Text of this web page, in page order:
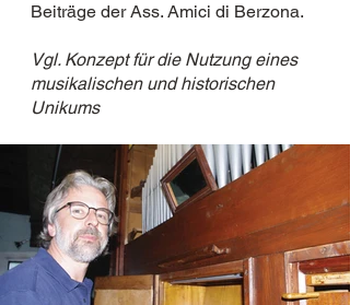
Beiträge der Ass. Amici di Berzona.
Vgl. Konzept für die Nutzung eines
musikalischen und historischen
Unikums